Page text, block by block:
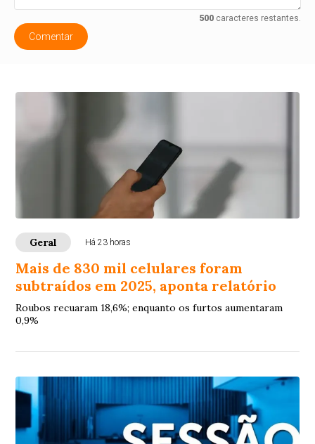
500caracteres restantes.
Comentar
Geral Há 23 horas
Mais de 830 mil celulares foram
subtraídos em 2025, aponta relatório
Roubos recuaram 18,6%; enquanto os furtos aumentaram
0,9%